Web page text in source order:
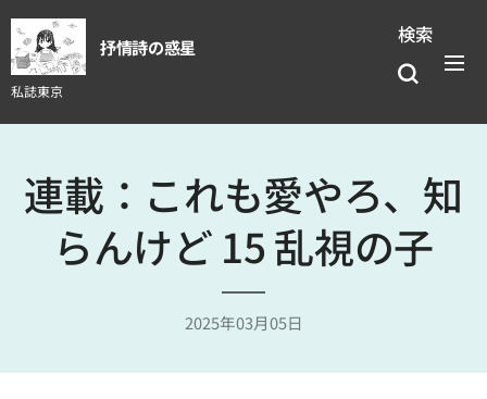
抒情詩の惑星
私誌東京
検索
連載：これも愛やろ、知
らんけど 15 乱視の子
2025年03月05日